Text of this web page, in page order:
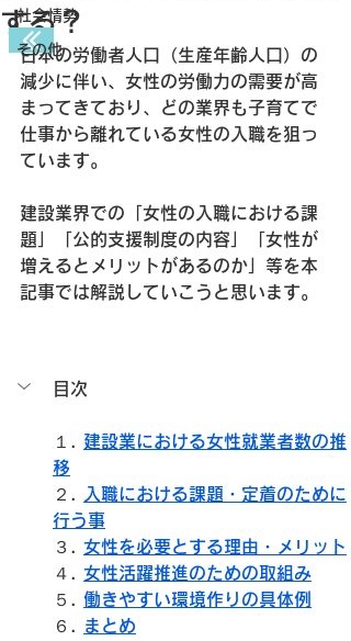
社会情勢
その他
する？
日本の労働者人口（生産年齢人口）の
減少に伴い、女性の労働力の需要が高
まってきており、どの業界も子育てで
仕事から離れている女性の入職を狙っ
ています。
建設業界での「女性の入職における課
題」「公的支援制度の内容」「女性が
増えるとメリットがあるのか」等を本
記事では解説していこうと思います。
目次
１. 建設業における女性就業者数の推
移
２.
入職における課題・定着のために
行う事
３. 女性を必要とする理由・メリット
４. 女性活躍推進のための取組み
５. 働きやすい環境作りの具体例
６.
まとめ